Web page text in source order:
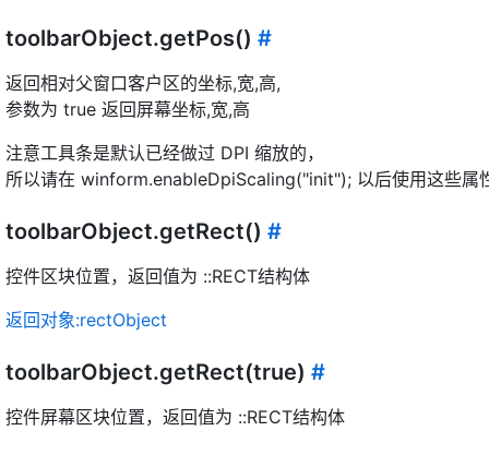
toolbarObject.getPos() #
返回相对父窗口客户区的坐标,宽,高,
参数为 true 返回屏幕坐标,宽,高
注意工具条是默认已经做过 DPI 缩放的，
所以请在 winform.enableDpiScaling("init"); 以后使用这些属
toolbarObject.getRect() #
控件区块位置，返回值为 ::RECT结构体
返回对象:rectObject
toolbarObject.getRect(true) #
控件屏幕区块位置，返回值为 ::RECT结构体